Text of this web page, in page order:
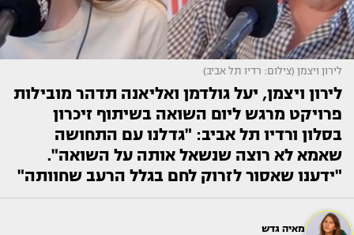
לירון ויצמן (צילום: רדיו תל אביב)
לירון ויצמן, יעל גולדמן ואליאנה תדהר מובילות
פרויקט מרגש ליום השואה בשיתוף זיכרון
בסלון ורדיו תל אביב: "גדלנו עם התחושה
שאמא לא רוצה שנשאל אותה על השואה".
"ידענו שאסור לזרוק לחם בגלל הרעב שחוותה"
מאיה גדש